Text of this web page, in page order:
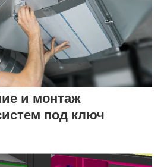
и монтаж
под ключ